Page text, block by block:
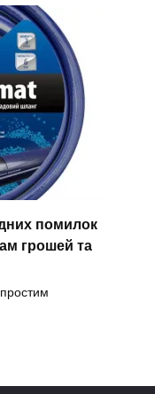
помилок
грошей та